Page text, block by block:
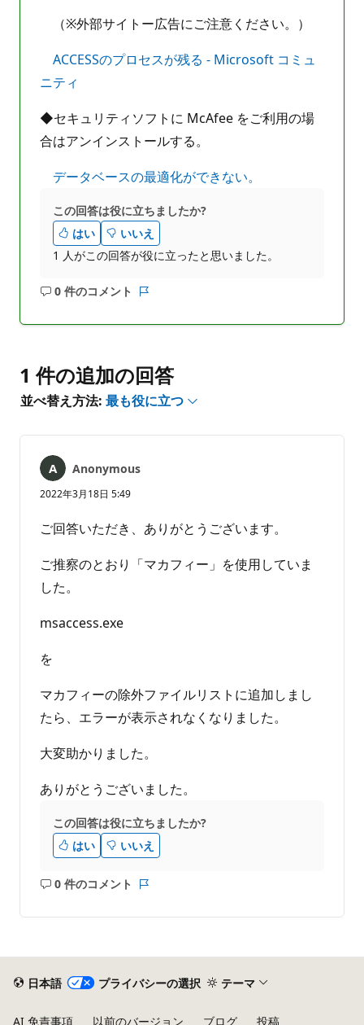
（※外部サイトー広告にご注意ください。）
ACCESSのプロセスが残る - Microsoft コミュ
ニティ
◆セキュリティソフトに McAfee をご利用の場
合はアンインストールする。
データベースの最適化ができない。
この回答は役に立ちましたか?
はい
いいえ
1 人がこの回答が役に立ったと思いました。
0 件のコメント
コ
は
あ
り
せ
1 件の追加の回答
並べ替え方法: 最も役に立つ
Anonymous
2022年3月18日 5:49
ご回答いただき、ありがとうございます。
ご推察のとおり「マカフィー」を使用していま
した。
msaccess.exe
を
マカフィーの除外ファイルリストに追加しまし
たら、エラーが表示されなくなりました。
大変助かりました。
ありがとうございました。
この回答は役に立ちましたか?
はい
いいえ
0 件のコメント
コ
は
あ
り
日本語 プライバシーの選択 テーマ
AI 免責事項 以前のバージョン ブログ 投稿